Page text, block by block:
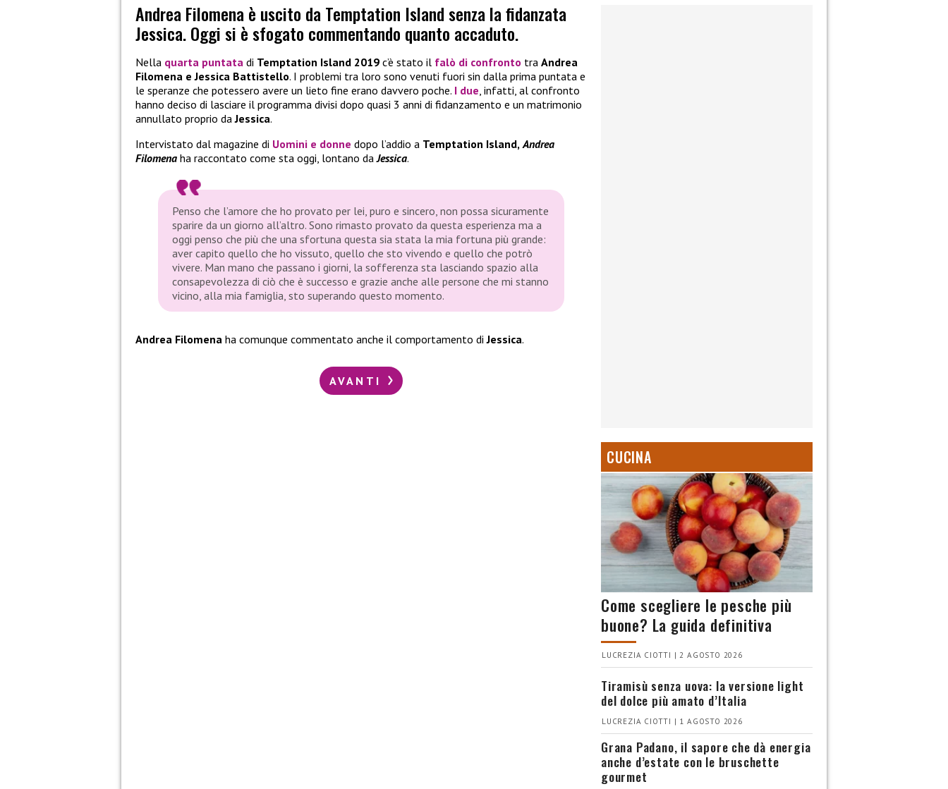
Andrea Filomena è uscito da Temptation Island senza la fidanzata
Jessica. Oggi si è sfogato commentando quanto accaduto.
Nella quarta puntata di Temptation Island 2019 c’è stato il falò di confronto tra Andrea
Filomena e Jessica Battistello. I problemi tra loro sono venuti fuori sin dalla prima puntata e
le speranze che potessero avere un lieto fine erano davvero poche. I due, infatti, al confronto
hanno deciso di lasciare il programma divisi dopo quasi 3 anni di fidanzamento e un matrimonio
annullato proprio daJessica.
Intervistato dal magazine di Uomini e donne dopo l’addio a Temptation Island, Andrea
Filomena ha raccontato come sta oggi, lontano daJessica.
Penso che l’amore che ho provato per lei, puro e sincero, non possa sicuramente
sparire da un giorno all’altro. Sono rimasto provato da questa esperienza ma a
oggi penso che più che una sfortuna questa sia stata la mia fortuna più grande:
aver capito quello che ho vissuto, quello che sto vivendo e quello che potrò
vivere. Man mano che passano i giorni, la sofferenza sta lasciando spazio alla
consapevolezza di ciò che è successo e grazie anche alle persone che mi stanno
vicino, alla mia famiglia, sto superando questo momento.
Andrea Filomena ha comunque commentato anche il comportamento diJessica.
AVANTI
CUCINA
Come scegliere le pesche più
buone? La guida definitiva
LUCREZIA CIOTTI | 2 AGOSTO 2026
Tiramisù senza uova: la versione light
del dolce più amato d’Italia
LUCREZIA CIOTTI | 1 AGOSTO 2026
Grana Padano, il sapore che dà energia
anche d’estate con le bruschette
gourmet